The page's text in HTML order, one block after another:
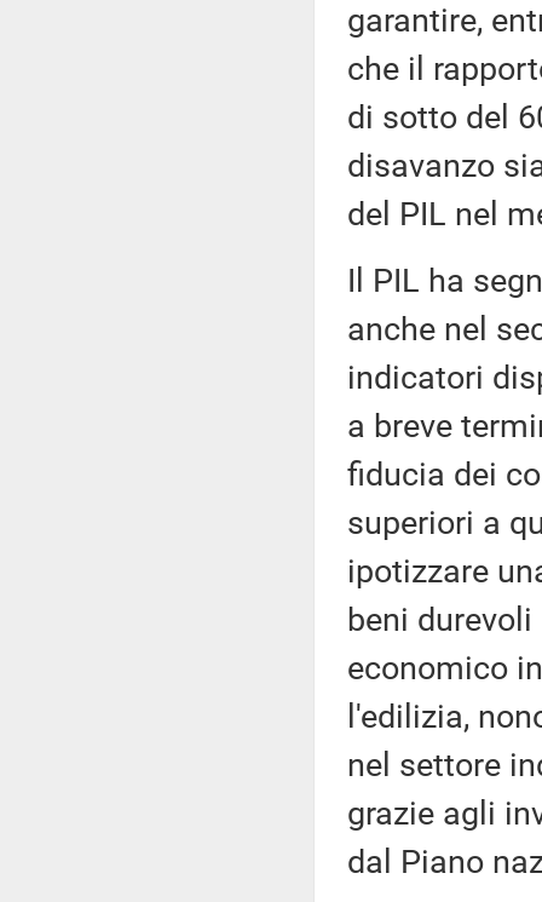
garantire,
che il
di sotto del
disavanzo
del PIL nel
Il PIL ha
anche nel
indicatori
a breve
fiducia dei
superiori a
ipotizzare
beni
economico
l'edilizia,
nel settore
grazie agli
dal Piano